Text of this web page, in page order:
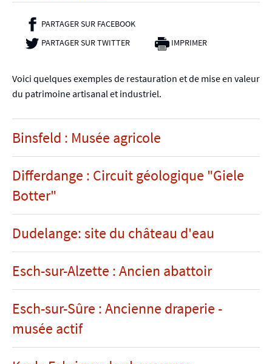
PARTAGER SUR FACEBOOK- NOUVELLE FENÊTRE
PARTAGER SUR TWITTER- NOUVELLE FENÊTRE
IMPRIMER
Voici quelques exemples de restauration et de mise en valeur
du patrimoine artisanal et industriel.
Binsfeld : Musée agricole
Differdange : Circuit géologique "Giele
Botter"
Dudelange: site du château d'eau
Esch-sur-Alzette : Ancien abattoir
Esch-sur-Sûre : Ancienne draperie -
musée actif